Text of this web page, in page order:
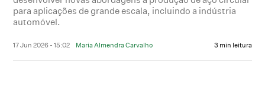
para aplicações de grande escala, incluindo a indústria
automóvel.
17 Jun 2026 - 15:02 Maria Almendra Carvalho 3 min leitura